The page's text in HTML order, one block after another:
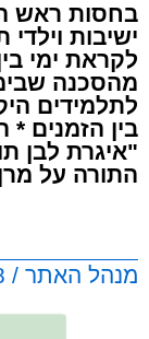
בחסות ראש
ישיבות
לקראת ימי
מהסכנה
לתלמידים
בין הזמנים
"איגרת לבן
התורה על
מנהל האתר / 13:18 11.08.24